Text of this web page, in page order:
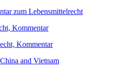
zum Lebensmittelrecht
Kommentar
Kommentar
and Vietnam